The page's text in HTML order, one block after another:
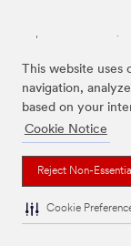
This website
navigation,
based on your
Cookie Notice
Reject Non-
Cookie
Las marcas